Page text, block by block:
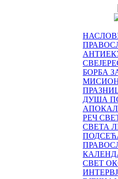
БОРБА
ДУША
РЕЧ
СВЕТА
СВЕТ